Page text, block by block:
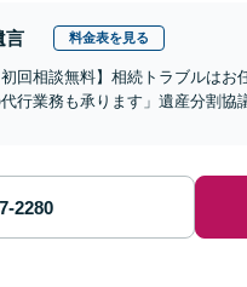
言 料金表を見る
初回相談無料】相続トラブルは
行業務も承ります」遺産分割